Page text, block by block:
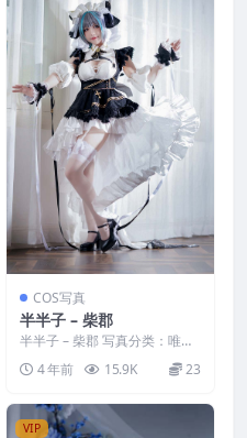
COS写真
半半子 – 柴郡
半半子 – 柴郡 写真分类：唯
美，参与模特：半半子 [套图大
小]：[63P+2V...
4 年前 15.9K 23
VIP